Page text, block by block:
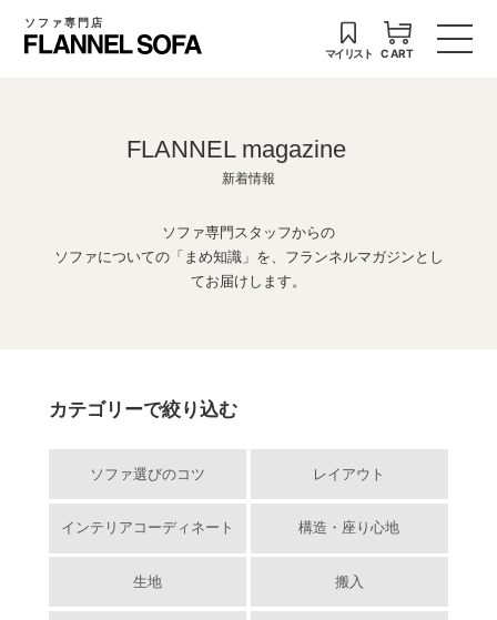
ソファ専門店
マイリスト CART
FLANNEL magazine
新着情報
ソファ専門スタッフからの
ソファについての「まめ知識」を、フランネルマガジンとし
てお届けします。
カテゴリーで絞り込む
ソファ選びのコツ レイアウト
インテリアコーディネート 構造・座り心地
生地 搬入